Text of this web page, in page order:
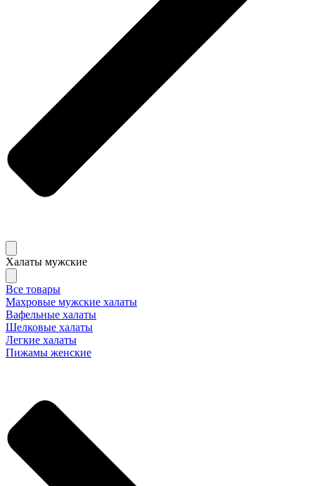
Халаты мужские
Все товары
Махровые мужские халаты
Вафельные халаты
Шелковые халаты
Легкие халаты
Пижамы женские